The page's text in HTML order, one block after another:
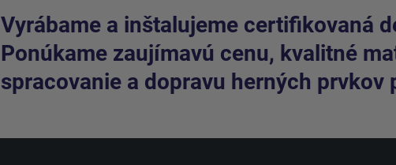
Vyrábame a inštalujeme certifikovaná
Ponúkame zaujímavú cenu, kvalitné
spracovanie a dopravu herných prvkov